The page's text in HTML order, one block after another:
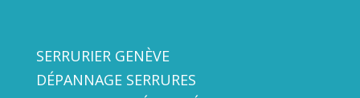
SERRURIER GENÈVE
DÉPANNAGE SERRURES